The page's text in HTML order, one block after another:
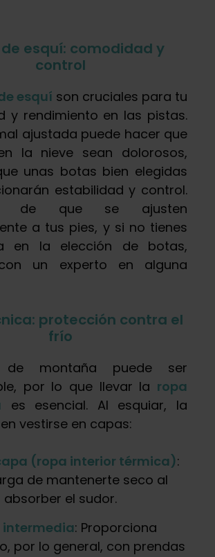
esquí: comodidad y
control
esquí son cruciales para tu
y rendimiento en las pistas.
ajustada puede hacer que
la nieve sean dolorosos,
unas botas bien elegidas
estabilidad y control.
de que se ajusten
a tus pies, y si no tienes
en la elección de botas,
un experto en alguna
protección contra el
frío
montaña puede ser
por lo que llevar la ropa
es esencial. Al esquiar, la
vestirse en capas:
(ropa interior térmica):
de mantenerte seco al
absorber el sudor.
intermedia: Proporciona
por lo general, con prendas